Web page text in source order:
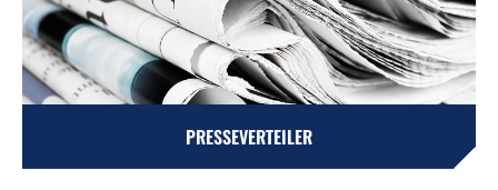
PRESSEVERTEILER